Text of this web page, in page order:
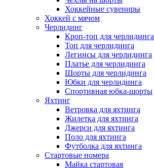
Хоккейные сувениры
Хоккей с мячом
Черлидинг
Кроп-топ для черлидинга
Топ для черлидинга
Легинсы для черлидинга
Платье для черлидинга
Шорты для черлидинга
Юбки для черлидинга
Спортивная юбка-шорты
Яхтинг
Ветровка для яхтинга
Жилетка для яхтинга
Джерси для яхтинга
Поло для яхтинга
Футболка для яхтинга
Стартовые номера
Майка стартовая